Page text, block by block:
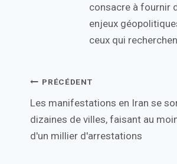
consacre à fournir
enjeux
ceux qui
Navigation
de
l’article
PRÉCÉDENT
Les manifestations en Iran se
dizaines de villes, faisant au
d'un millier d'arrestations